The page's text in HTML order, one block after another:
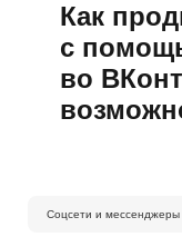
Как
с
во
Соцсети и мессенджеры